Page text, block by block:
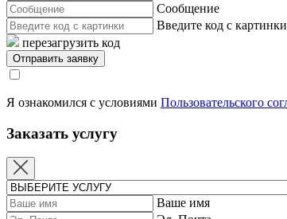
Сообщение
Введите код с картинки
перезагрузить код
Я ознакомился с условиями Пользовательского
Заказать услугу
Ваше имя